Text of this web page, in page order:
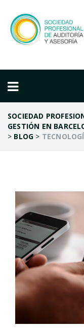
SOCIEDAD
GESTIÓN EN
> BLOG >